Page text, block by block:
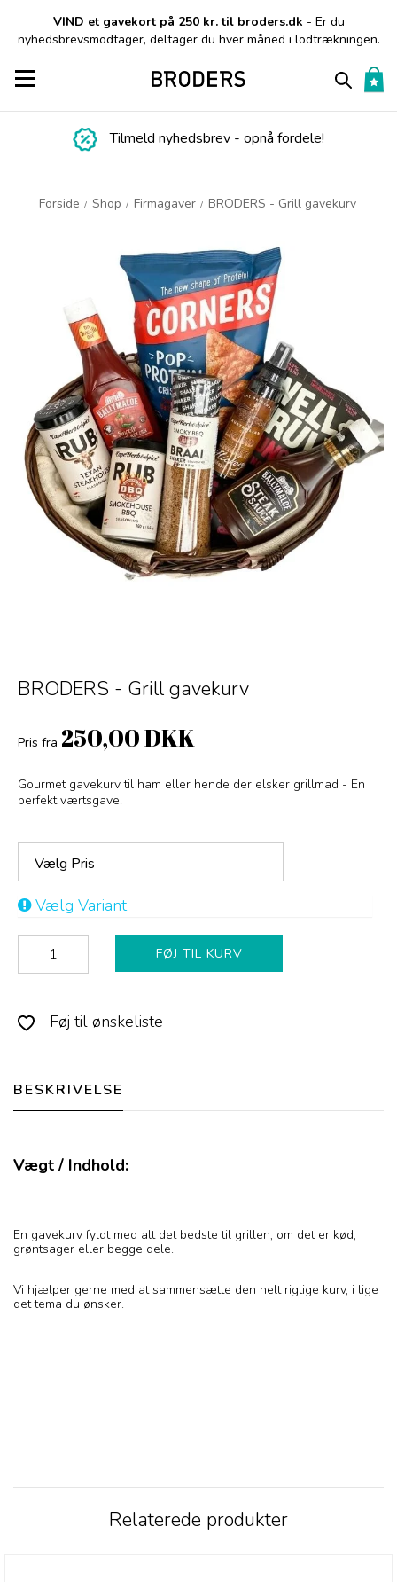
VIND et gavekort på 250 kr. til broders.dk - Er du
nyhedsbrevsmodtager, deltager du hver måned i lodtrækningen.
Toggle navigation
Tilmeld nyhedsbrev - opnå fordele!
Forside / Shop / Firmagaver / BRODERS - Grill gavekurv
BRODERS - Grill gavekurv
Pris fra 250,00 DKK
Gourmet gavekurv til ham eller hende der elsker grillmad - En
perfekt værtsgave.
Vælg Pris
Vælg Variant
FØJ TIL KURV
Føj til ønskeliste
BESKRIVELSE
Vægt / Indhold:
En gavekurv fyldt med alt det bedste til grillen; om det er kød,
grøntsager eller begge dele.
Vi hjælper gerne med at sammensætte den helt rigtige kurv, i lige
det tema du ønsker.
Relaterede produkter